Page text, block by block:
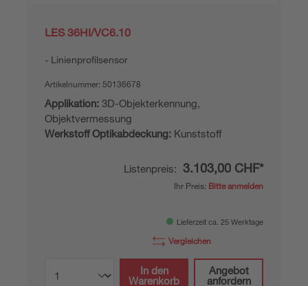
LES 36HI/VC6.10
Linienprofilsensor
Artikelnummer: 50136678
Applikation: 3D-Objekterkennung,
Objektvermessung
Werkstoff Optikabdeckung: Kunststoff
Listenpreis: 3.103,00 CHF*
Ihr Preis: Bitte anmelden
Lieferzeit ca. 25 Werktage
Vergleichen
In den
Warenkorb
Angebot
anfordern